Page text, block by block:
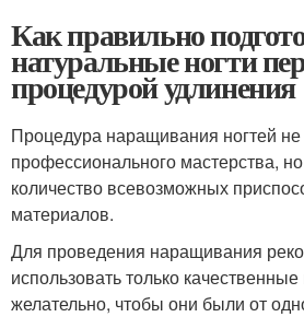
Как правильно
натуральные ногти
процедурой удлинения
Процедура наращивания ногтей не
профессионального мастерства,
количество всевозможных
материалов.
Для проведения наращивания
использовать только
желательно, чтобы они были от